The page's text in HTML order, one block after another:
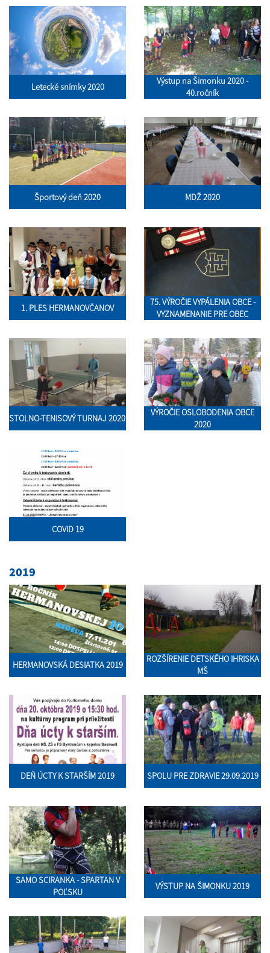
Letecké snímky 2020
Výstup na Šimonku 2020 -
40.ročník
Športový deň 2020 MDŽ 2020
1. PLES HERMANOVČANOV
75. VÝROČIE VYPÁLENIA OBCE -
VYZNAMENANIE PRE OBEC
STOLNO-TENISOVÝ TURNAJ 2020
VÝROČIE OSLOBODENIA OBCE
2020
COVID 19
2019
HERMANOVSKÁ DESIATKA 2019
ROZŠÍRENIE DETSKÉHO IHRISKA
MŠ
DEŇ ÚCTY K STARŠÍM 2019 SPOLU PRE ZDRAVIE 29.09.2019
SAMO SCIRANKA - SPARTAN V
POĽSKU
VÝSTUP NA ŠIMONKU 2019